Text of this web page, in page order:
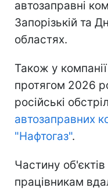
автозаправні
Запорізькій та
областях.
Також у
протягом 2026
російські
автозаправних
"Нафтогаз".
Частину
працівникам